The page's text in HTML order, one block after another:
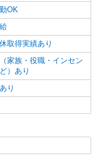
12
詳細を見る
條畷/2780000020-018
設兼務）
円（経験・能力等に
12
OK
取得実績あり
家族・役職・インセン
）あり
り